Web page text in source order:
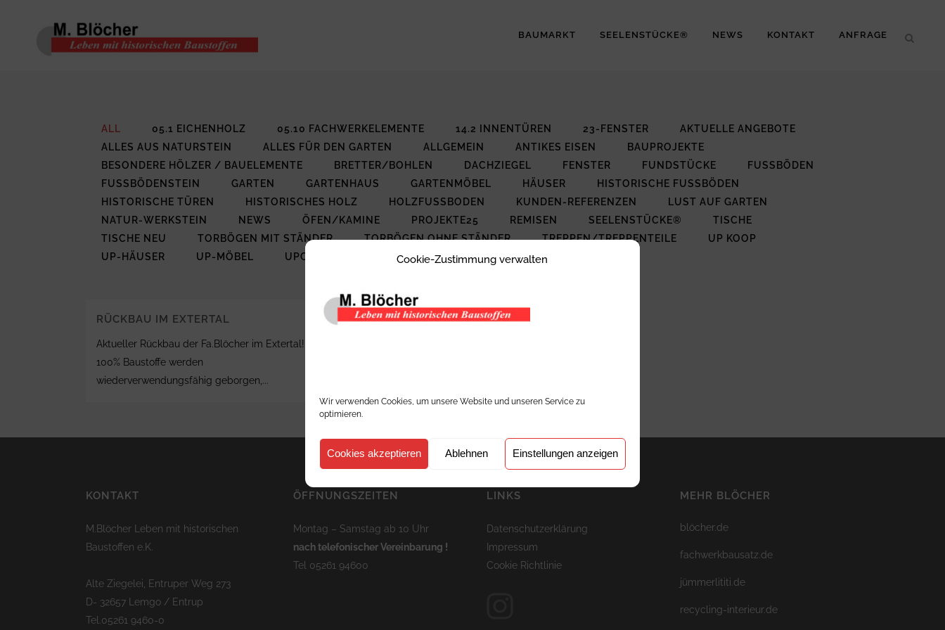
Cookie-Zustimmung verwalten
Wir verwenden Cookies, um unsere Website und unseren Service zu
optimieren.
Cookies akzeptieren Ablehnen Einstellungen anzeigen
BAUMARKT SEELENSTÜCKE® NEWS KONTAKT ANFRAGE
ALL 05.1 EICHENHOLZ 05.10 FACHWERKELEMENTE 14.2 INNENTÜREN 23-FENSTER
AKTUELLE ANGEBOTE
ALLES AUS NATURSTEIN
ALLES FÜR DEN GARTEN ALLGEMEIN ANTIKES EISEN
BAUPROJEKTE
BESONDERE HÖLZER / BAUELEMENTE
BRETTER/BOHLEN DACHZIEGEL FENSTER FUNDSTÜCKE
FUSSBÖDEN
FUSSBÖDENSTEIN
GARTEN GARTENHAUS GARTENMÖBEL HÄUSER
HISTORISCHE FUSSBÖDEN
HISTORISCHE TÜREN
HISTORISCHES HOLZ HOLZFUSSBODEN KUNDEN-REFERENZEN
LUST AUF GARTEN
NATUR-WERKSTEIN
NEWS ÖFEN/KAMINE PROJEKTE25 REMISEN SEELENSTÜCKE®
TISCHE
TISCHE NEU
TORBÖGEN MIT STÄNDER TORBÖGEN OHNE STÄNDER TREPPEN/TREPPENTEILE
UP KOOP
UP-HÄUSER
UP-MÖBEL UPCYCLING ZIEGEL+MAUERSTEINE
RÜCKBAU IM EXTERTAL
Aktueller Rückbau der Fa.Blöcher im Extertal!
100% Baustoffe werden
wiederverwendungsfähig geborgen,...
KONTAKT
M.Blöcher Leben mit historischen
Baustoffen e.K.
Alte Ziegelei, Entruper Weg 273
D- 32657 Lemgo / Entrup
Tel.05261 9460-0
ÖFFNUNGSZEITEN
Montag – Samstag ab 10 Uhr
nach telefonischer Vereinbarung !
Tel 05261 94600
LINKS
Datenschutzerklärung
Impressum
Cookie Richtlinie
MEHR BLÖCHER
blöcher.de
fachwerkbausatz.de
jümmerlititi.de
recycling-interieur.de